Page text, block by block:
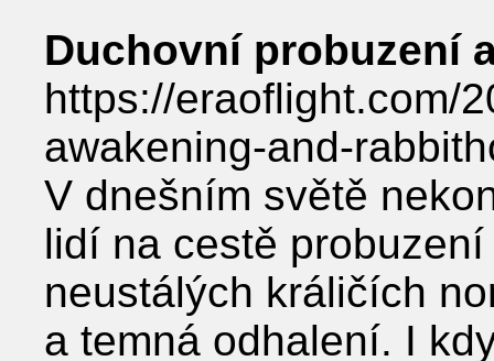
Duchovní probuzení
https://eraoflight.com/
awakening-and-
V dnešním světě
lidí na cestě
neustálých králičích
a temná odhalení. I